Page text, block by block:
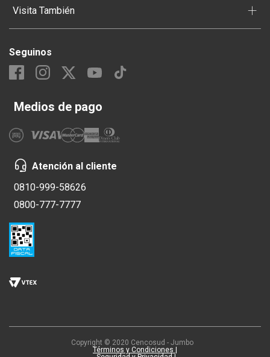
Visita También +
Seguinos
Medios de pago
Atención al cliente
0810-999-58626
0800-777-7777
Copyright © 2020 Cencosud - Jumbo
Términos y Condiciones |